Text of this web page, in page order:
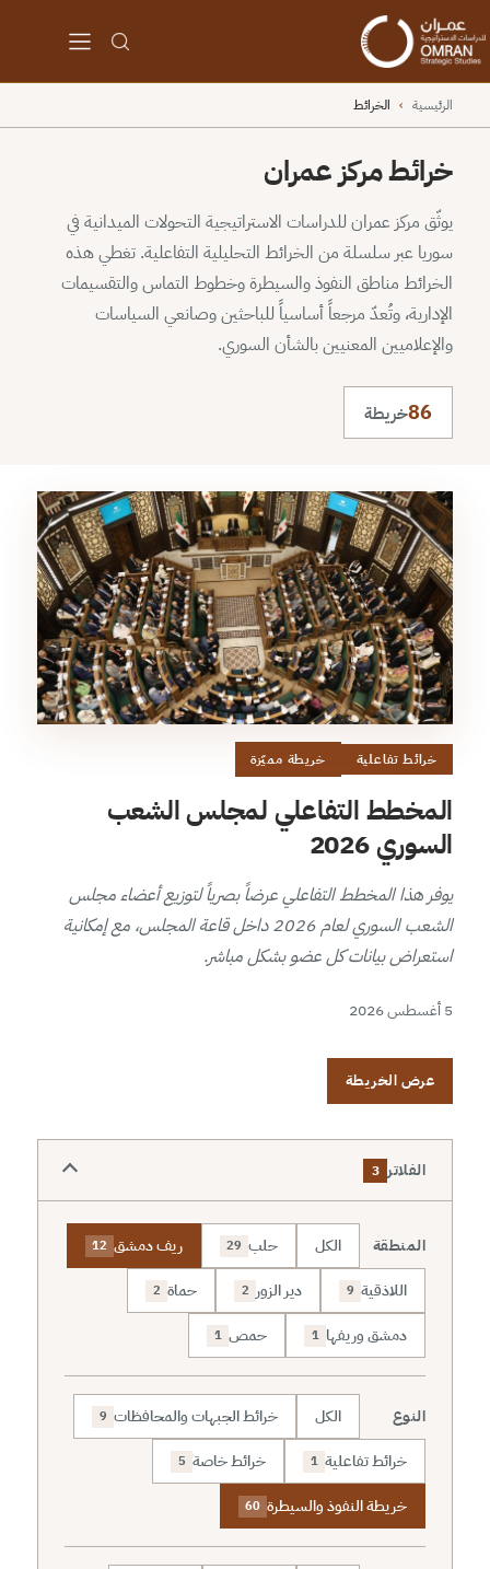
الرئيسية › الخرائط
خرائط مركز عمران
يوثّق مركز عمران للدراسات الاستراتيجية التحولات الميدانية في
سوريا عبر سلسلة من الخرائط التحليلية التفاعلية. تغطي هذه
الخرائط مناطق النفوذ والسيطرة وخطوط التماس والتقسيمات
الإدارية، وتُعدّ مرجعاً أساسياً للباحثين وصانعي السياسات
والإعلاميين المعنيين بالشأن السوري.
86خريطة
خرائط تفاعلية خريطة مميّزة
المخطط التفاعلي لمجلس الشعب
السوري 2026
يوفر هذا المخطط التفاعلي عرضاً بصرياً لتوزيع أعضاء مجلس
الشعب السوري لعام 2026 داخل قاعة المجلس، مع إمكانية
استعراض بيانات كل عضو بشكل مباشر.
5 أغسطس 2026
عرض الخريطة
الفلاتر 3
المنطقة الكل حلب 29 ريف دمشق 12
اللاذقية 9 دير الزور 2 حماة 2
دمشق وريفها 1 حمص 1
النوع الكل خرائط الجبهات والمحافظات 9
خرائط تفاعلية 1 خرائط خاصة 5
خريطة النفوذ والسيطرة 60